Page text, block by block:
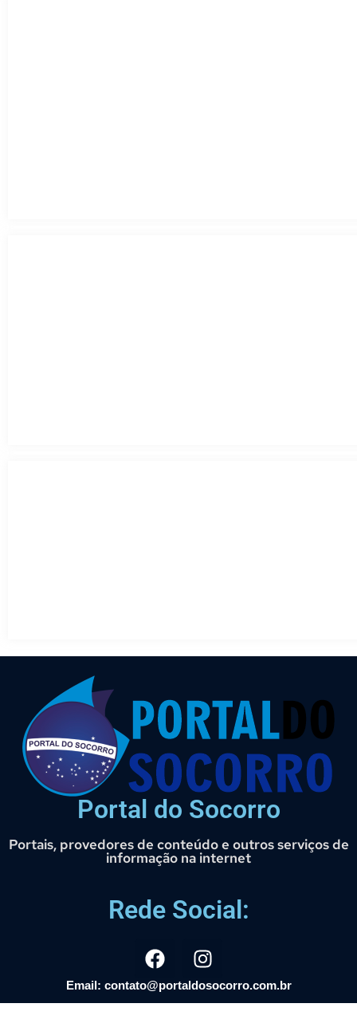
Portal do Socorro
Portais, provedores de conteúdo e outros serviços de
informação na internet
Rede Social:
Email: contato@portaldosocorro.com.br